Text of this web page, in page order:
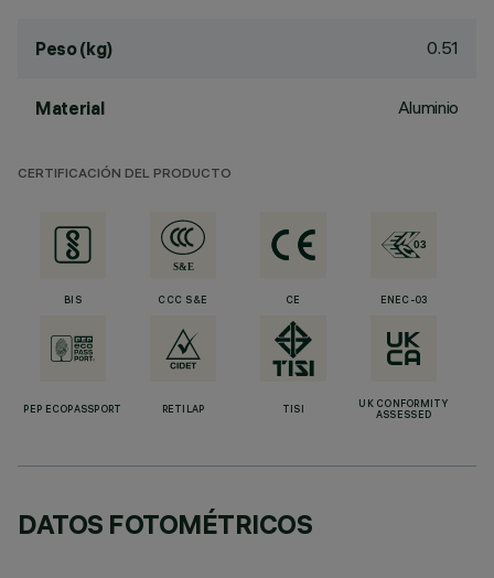
Peso (kg) 0.51
Material Aluminio
CERTIFICACIÓN DEL PRODUCTO
BIS CCC S&E CE ENEC-03
PEP ECOPASSPORT RETILAP TISI
UK CONFORMITY
ASSESSED
DATOS FOTOMÉTRICOS